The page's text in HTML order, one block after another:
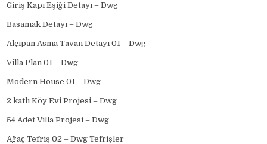
Giriş Kapı Eşiği Detayı – Dwg
Basamak Detayı – Dwg
Alçıpan Asma Tavan Detayı 01 – Dwg
Villa Plan 01 – Dwg
Modern House 01 – Dwg
2 katlı Köy Evi Projesi – Dwg
54 Adet Villa Projesi – Dwg
Ağaç Tefriş 02 – Dwg Tefrişler